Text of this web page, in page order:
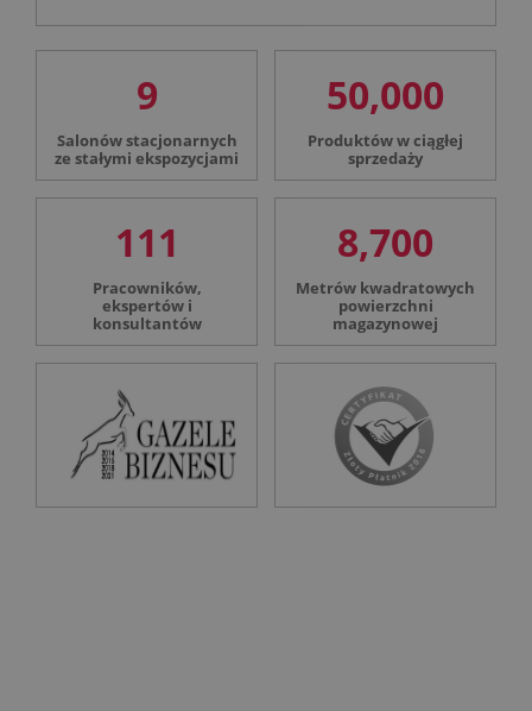
9
Salonów stacjonarnych
ze stałymi ekspozycjami
50,000
Produktów w ciągłej
sprzedaży
111
Pracowników,
ekspertów i
konsultantów
8,700
Metrów kwadratowych
powierzchni
magazynowej